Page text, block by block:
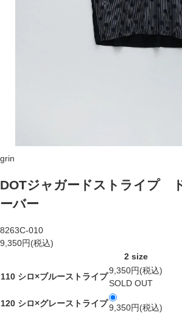
grin
DOTジャガードストライプ
ーバー
8263C-010
9,350円(税込)
2 size
110 シロ×ブルーストライプ
9,350円(税込)
SOLD OUT
120 シロ×グレーストライプ9,350円(税込)